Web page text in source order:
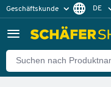
Geschäftskunde DE